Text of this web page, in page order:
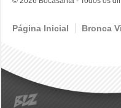
Página Inicial Bronca